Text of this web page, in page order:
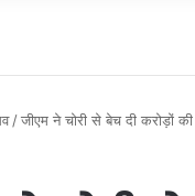
/जीएम ने चोरी से बेच दी करोड़ों की